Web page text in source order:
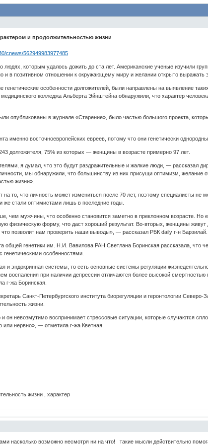
и продолжительностью жизни
cnews/562949983977485
людях, которым удалось дожить до ста лет. Американские ученые изучили
и в позитивном отношении к окружающему миру и желании открыто выражать
особенности долгожителей, были направлены на выявление
колледжа Альберта Эйнштейна обнаружили, что характер
опубликованы в журнале «Старение», было частью большого проекта,
именно восточноевропейских евреев, потому что они генетически
долгожителя, 75% из которых — женщины в возрасте примерно 97 лет.
я думал, что это будут раздражительные и жалкие люди, — рассказал
мы обнаружили, что большинству из них присущи оптимизм, желание
жизни».
то, что личность может измениться после 70 лет, поэтому специалисты не
же стали оптимистами лишь в последние годы.
чем мужчины, что особенно становится заметно в преклонном возрасте. Но
физическую форму, что даст хороший результат. Во-вторых, женщины
позволит нам проверить наши выводы», — рассказал РБК daily г-н Барзилай.
общей генетики им. Н.И. Вавилова РАН Светлана Боринская рассказала, что
генетическими особенностями.
и эндокринная системы, то есть основные системы регуляции
воспаления при наличии депрессии отличаются более высокой
г-жа Боринская.
Санкт-Петербургского института биорегуляции и геронтологии
жизни.
и он невозмутимо воспринимает стрессовые ситуации, которые случаются
или нервно», — отметила г-жа Кветная.
жизни , характер
насколько возможно несмотря ни на что! такие мысли действительно